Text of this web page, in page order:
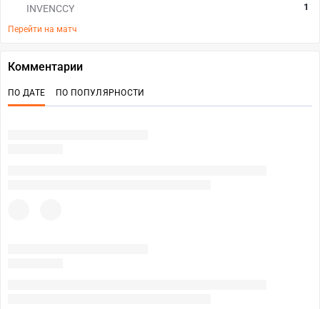
INVENCCY
1
Перейти на матч
Комментарии
ПО ДАТЕ ПО ПОПУЛЯРНОСТИ